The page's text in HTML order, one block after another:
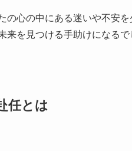
の心の中にある迷いや不安
来を見つける手助けになるで
任とは